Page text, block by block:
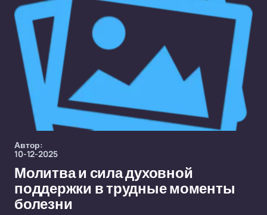
Автор:
10-12-2025
Молитва и сила духовной
поддержки в трудные моменты
болезни